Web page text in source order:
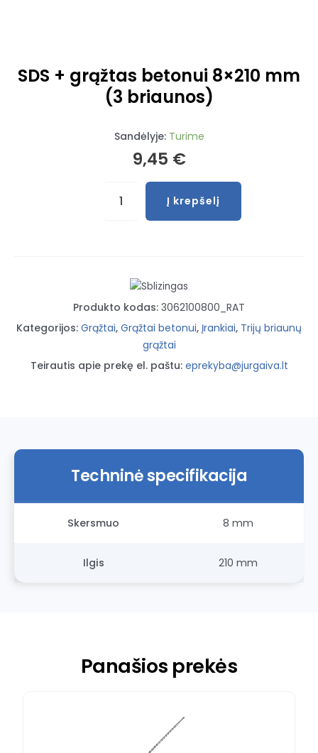
SDS + grąžtas betonui 8×210 mm
(3 briaunos)
Sandėlyje: Turime
9,45 €
mm
(3
Į krepšelį
Produkto kodas: 3062100800_RAT
Kategorijos: Grąžtai, Grąžtai betonui, Įrankiai, Trijų briaunų
grąžtai
Teirautis apie prekę el. paštu: eprekyba@jurgaiva.lt
Techninė specifikacija
Skersmuo 8 mm
Ilgis 210 mm
Panašios prekės